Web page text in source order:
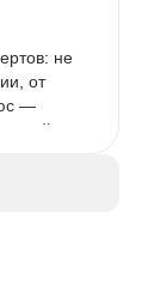
не
от
—
глаз.